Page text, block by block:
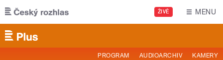
Přejít k hlavnímu obsahu
ŽIVĚ MENU
PROGRAM AUDIOARCHIV KAMERY